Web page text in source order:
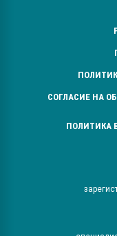
СОГЛАСИЕ НА
ПОЛИТИКА